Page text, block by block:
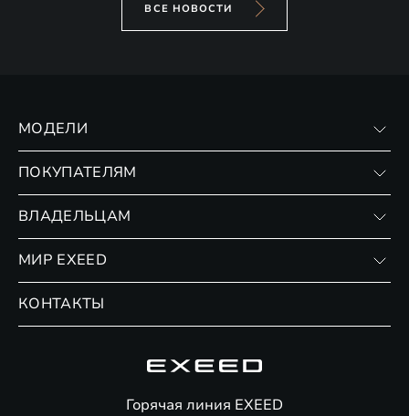
ВСЕ НОВОСТИ
МОДЕЛИ
ПОКУПАТЕЛЯМ
Страхование
ВЛАДЕЛЬЦАМ
Сервис
Помощь на дорогах
МИР EXEED
КОНТАКТЫ
Горячая линия EXEED